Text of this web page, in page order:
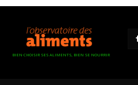
BIEN CHOISIR SES ALIMENTS, BIEN SE NOURRIR